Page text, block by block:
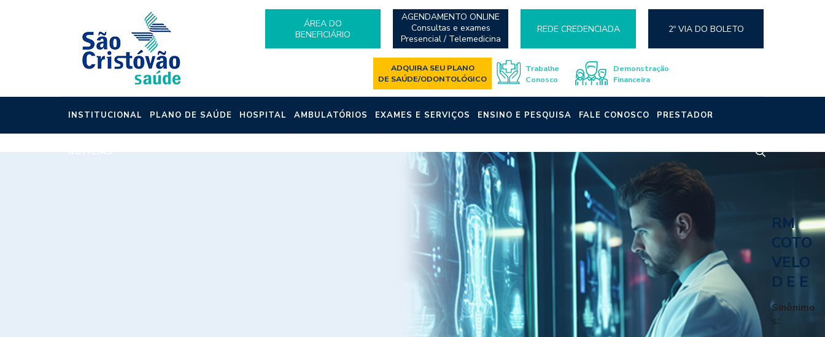
ÁREA DO
BENEFICIÁRIO
AGENDAMENTO ONLINE
Consultas e exames
Presencial / Telemedicina
REDE CREDENCIADA 2º VIA DO BOLETO
ADQUIRA SEU PLANO
DE SAÚDE/ODONTOLÓGICO
Trabalhe
Conosco
Demonstração
Financeira
INSTITUCIONAL PLANO DE SAÚDE HOSPITAL AMBULATÓRIOS EXAMES E SERVIÇOS ENSINO E PESQUISA FALE CONOSCO PRESTADOR
NOTÍCIAS
RM
COTO
VELO
D E E
Sinônimo
s: